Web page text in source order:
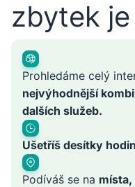
zbytek
Prohledáme celý
nejvýhodnější
dalších služeb.
Ušetříš desítky
Podíváš se na